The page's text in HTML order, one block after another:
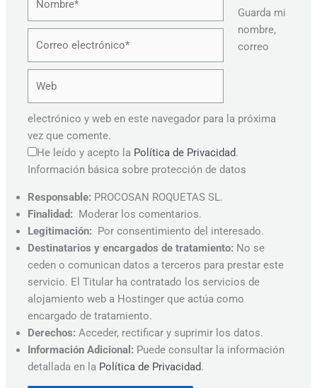
Guarda mi
nombre,
correo
electrónico y web en este navegador para la próxima
vez que comente.
He leído y acepto la Política de Privacidad.
Información básica sobre protección de datos
Responsable: PROCOSAN ROQUETAS SL.
Finalidad: Moderar los comentarios.
Legitimación: Por consentimiento del interesado.
Destinatarios y encargados de tratamiento: No se
ceden o comunican datos a terceros para prestar este
servicio. El Titular ha contratado los servicios de
alojamiento web a Hostinger que actúa como
encargado de tratamiento.
Derechos: Acceder, rectificar y suprimir los datos.
Información Adicional: Puede consultar la información
detallada en la Política de Privacidad.